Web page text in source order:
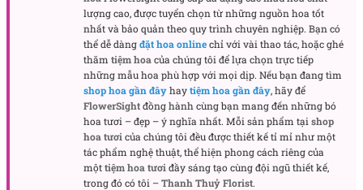
Khi nào nên tặng chậu hoa này?
Chậu tiểu hồ điệp phù hợp cho nhiều dịp quan trọng,
vừa làm vật trang trí vừa truyền tải thông điệp yêu
thương và chúc phúc. Dưới đây là những thời điểm
lý tưởng để trao tặng món quà này.
Chúc mừng khai trương – khởi đầu thuận lợi
Trong dịp khai trương, Happy Opening đại diện cho
sự may mắn, thuận lợi và thịnh vượng. Chậu hoa
lượng cao, được tuyển chọn từ những nguồn hoa tốt
nhất và bảo quản theo quy trình chuyên nghiệp. Bạn có
thể dễ dàngđặt hoa onlinechỉ với vài thao tác, hoặc ghé
thăm tiệm hoa của chúng tôi để lựa chọn trực tiếp
những mẫu hoa phù hợp với mọi dịp. Nếu bạn đang tìm
shop hoa gần đâyhaytiệm hoa gần đây, hãy để
FlowerSightđồng hành cùng bạn mang đến những bó
hoa tươi – đẹp – ý nghĩa nhất. Mỗi sản phẩm tại shop
hoa tươi của chúng tôi đều được thiết kế tỉ mỉ như một
tác phẩm nghệ thuật, thể hiện phong cách riêng của
mộttiệm hoa tươi đầy sáng tạo cùng đội ngũ thiết kế,
trong đó có tôi –Thanh Thuỷ Florist.